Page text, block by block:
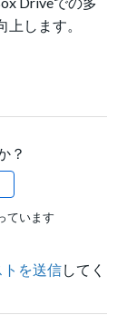
します。
？
ています
トを送信してく